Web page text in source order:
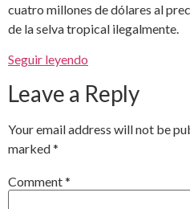
cuatro millones de dólares al
de la selva tropical ilegalmente.
Seguir leyendo
Leave a Reply
Your email address will not be
marked*
Comment*